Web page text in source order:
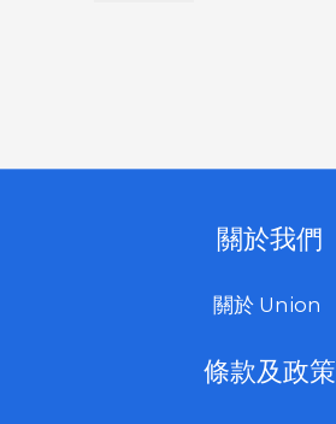
關於我們
關於 Union
條款及政策